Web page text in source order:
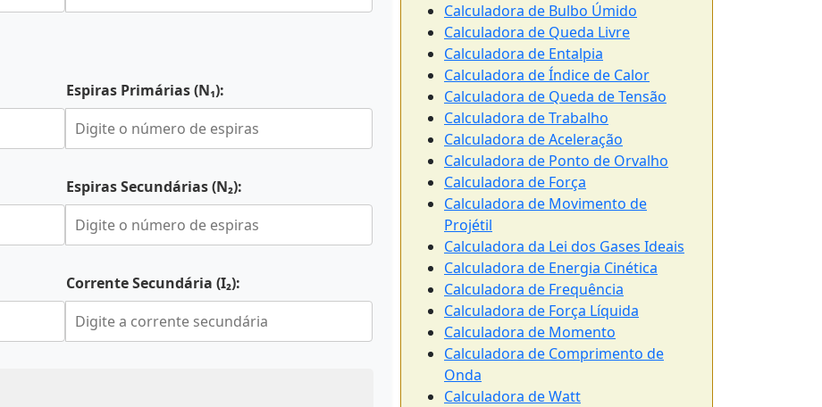
Espiras Primárias (N₁):
Espiras Secundárias (N₂):
Corrente Secundária (I₂):
Calculadora de Bulbo Úmido
Calculadora de Queda Livre
Calculadora de Entalpia
Calculadora de Índice de Calor
Calculadora de Queda de Tensão
Calculadora de Trabalho
Calculadora de Aceleração
Calculadora de Ponto de Orvalho
Calculadora de Força
Calculadora de Movimento de
Projétil
Calculadora da Lei dos Gases Ideais
Calculadora de Energia Cinética
Calculadora de Frequência
Calculadora de Força Líquida
Calculadora de Momento
Calculadora de Comprimento de
Onda
Calculadora de Watt